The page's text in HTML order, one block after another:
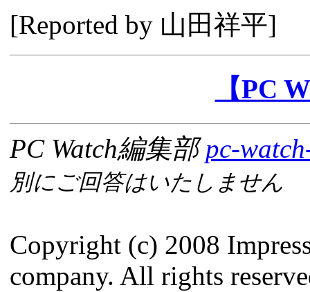
[Reported by 山田祥平]
【PC
PC Watch編集部pc-
別にご回答はいたしません
Copyright (c) 2008
company. All rights